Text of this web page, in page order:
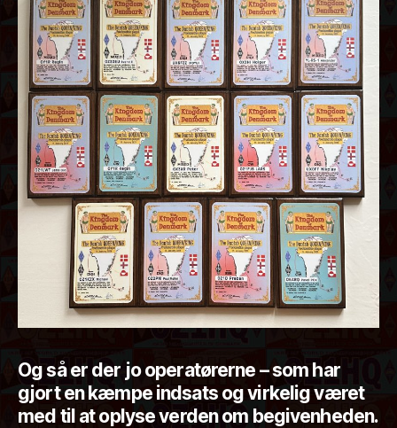
Og så er der jo operatørerne – som har
gjort en kæmpe indsats og virkelig været
med til at oplyse verden om begivenheden.